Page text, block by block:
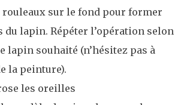
rouleaux sur le fond pour former
du lapin. Répéter l’opération selon
lapin souhaité (n’hésitez pas à
la peinture).
les oreilles